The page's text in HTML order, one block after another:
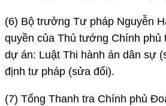
(6) Bộ trưởng Tư pháp Nguyễn
quyền của Thủ tướng Chính phủ
dự án: Luật Thi hành án dân sự
định tư pháp (sửa đổi).
(7) Tổng Thanh tra Chính phủ